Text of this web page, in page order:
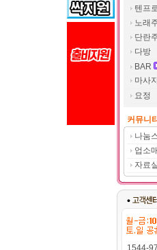
텐프
노래
단란
다방
BAR
마사지
요정
커뮤니
나눔
업소
자료실
1544-